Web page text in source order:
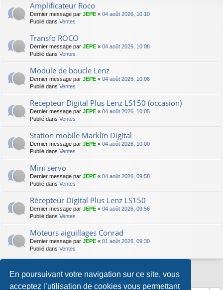
En poursuivant votre navigation sur ce site, vous
acceptez l’utilisation de cookies vous permettant
Amplificateur Roco
Dernier message par JEPE « 04 août 2026, 10:10
Publié dans Ventes
Transfo ROCO
Dernier message par JEPE « 04 août 2026, 10:08
Publié dans Ventes
Module de boucle Lenz
Dernier message par JEPE « 04 août 2026, 10:06
Publié dans Ventes
Recepteur Digital Plus Lenz LS150 (occasion)
Dernier message par JEPE « 04 août 2026, 10:05
Publié dans Ventes
Station mobile Marklïn Digital
Dernier message par JEPE « 04 août 2026, 10:00
Publié dans Ventes
Mini servo
Dernier message par JEPE « 04 août 2026, 09:58
Publié dans Ventes
Récepteur Digital Plus Lenz LS150
Dernier message par JEPE « 04 août 2026, 09:56
Publié dans Ventes
Moteurs aiguillages Conrad
Dernier message par JEPE « 01 août 2026, 09:30
Publié dans Ventes
La recherche a retourné 8 résultats • Page1sur1